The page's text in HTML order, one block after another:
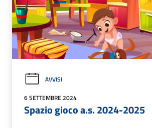
AVVISI
6 SETTEMBRE 2024
Spazio gioco a.s. 2024-2025